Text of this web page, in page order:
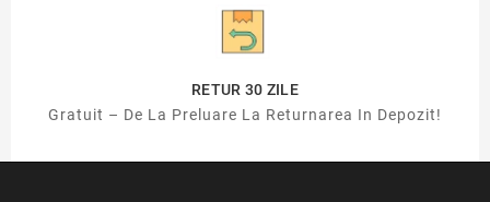
RETUR 30 ZILE
Gratuit – De La Preluare La Returnarea In Depozit!